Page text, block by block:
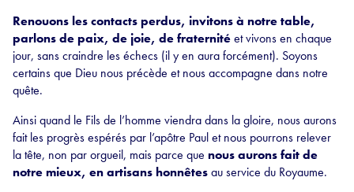
Renouons les contacts perdus, invitons à notre table,
parlons de paix, de joie, de fraternitéet vivons en chaque
jour, sans craindre les échecs (il y en aura forcément). Soyons
certains que Dieu nous précède et nous accompagne dans notre
quête.
Ainsi quand le Fils de l’homme viendra dans la gloire, nous aurons
fait les progrès espérés par l’apôtre Paul et nous pourrons relever
la tête, non par orgueil, mais parce que nous aurons fait de
notre mieux, en artisans honnêtesau service du Royaume.